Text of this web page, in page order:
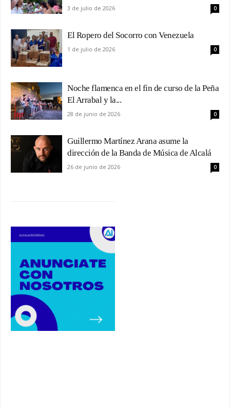
3 de julio de 2026 0
El Ropero del Socorro con Venezuela
1 de julio de 2026 0
Noche flamenca en el fin de curso de la Peña
El Arrabal y la...
28 de junio de 2026 0
Guillermo Martínez Arana asume la
dirección de la Banda de Música de Alcalá
26 de junio de 2026 0